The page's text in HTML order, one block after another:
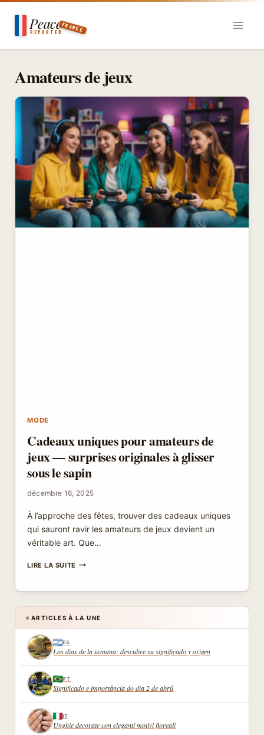
contenu
Peace
REPORTERFRANCE
Amateurs de jeux
MODE
Cadeaux uniques pour amateurs de
jeux — surprises originales à glisser
sous le sapin
décembre 16, 2025
À l’approche des fêtes, trouver des cadeaux uniques
qui sauront ravir les amateurs de jeux devient un
véritable art. Que…
LIRE LA SUITECADEAUX
AMATEURS
DE
JEUX
ORIGINALES
À
GLISSER
LE
SAPIN
★ ARTICLES À LA UNE
ES
Los días de la semana: descubre su significado y origen
PT
Significado e importância do dia 2 de abril
IT
Unghie decorate con eleganti motivi floreali